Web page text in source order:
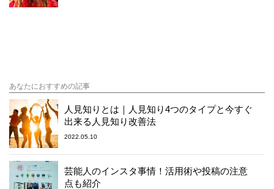
あなたにおすすめの記事
人見知りとは｜人見知り4つのタイプと今すぐ
出来る人見知り改善法
2022.05.10
芸能人のインスタ事情！活用術や投稿の注意
点も紹介